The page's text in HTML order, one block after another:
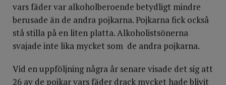
vars fäder var alkoholberoende betydligt mindre
berusade än de andra pojkarna. Pojkarna fick också
stå stilla på en liten platta. Alkoholistsönerna
svajade inte lika mycket som de andra pojkarna.
Vid en uppföljning några år senare visade det sig att
26 av de pojkar vars fäder drack mycket hade blivit